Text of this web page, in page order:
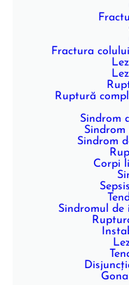
Fractura
Ruptură
Sindrom
Sindrom
Sindrom
Corpi
Sindromul de